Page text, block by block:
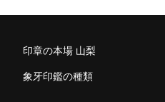
印章の本場 山梨
象牙印鑑の種類